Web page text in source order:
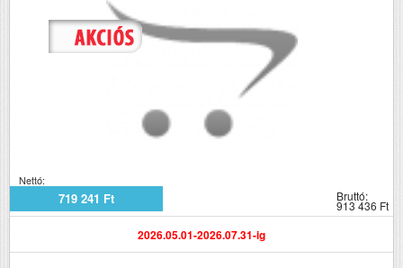
Nettó:
719 241 Ft Bruttó:
913 436 Ft
2026.05.01-2026.07.31-ig